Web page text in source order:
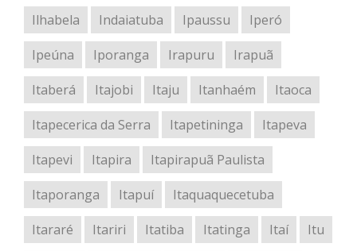
Ilhabela
Indaiatuba Ipaussu
Iperó
Ipeúna
Iporanga Irapuru
Irapuã
Itaberá
Itajobi Itaju Itanhaém
Itaoca
Itapecerica da Serra
Itapetininga
Itapeva
Itapevi
Itapira
Itapirapuã Paulista
Itaporanga
Itapuí
Itaquaquecetuba
Itararé
Itariri Itatiba Itatinga Itaí
Itu